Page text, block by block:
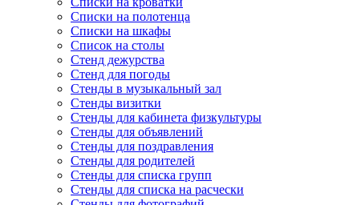
Списки на полотенца
Списки на шкафы
Список на столы
Стенд дежурства
Стенд для погоды
Стенды в музыкальный зал
Стенды визитки
Стенды для кабинета физкультуры
Стенды для объявлений
Стенды для поздравления
Стенды для родителей
Стенды для списка групп
Стенды для списка на расчески